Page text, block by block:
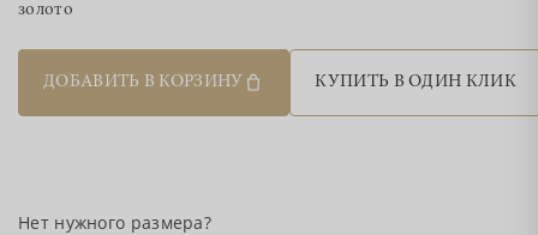
золото
ДОБАВИТЬ В КОРЗИНУ КУПИТЬ В ОДИН КЛИК
Нет нужного размера?